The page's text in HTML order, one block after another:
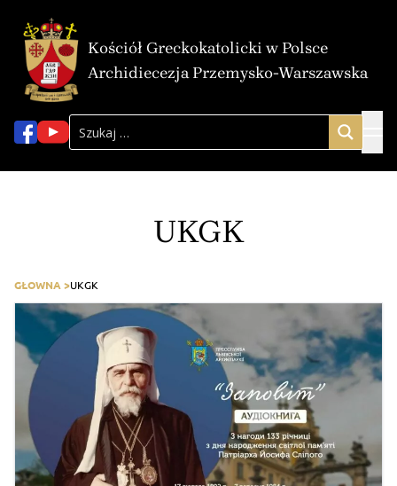
Kościół Greckokatolicki w Polsce
Archidiecezja Przemysko-Warszawska
UKGK
GŁOWNA >UKGK